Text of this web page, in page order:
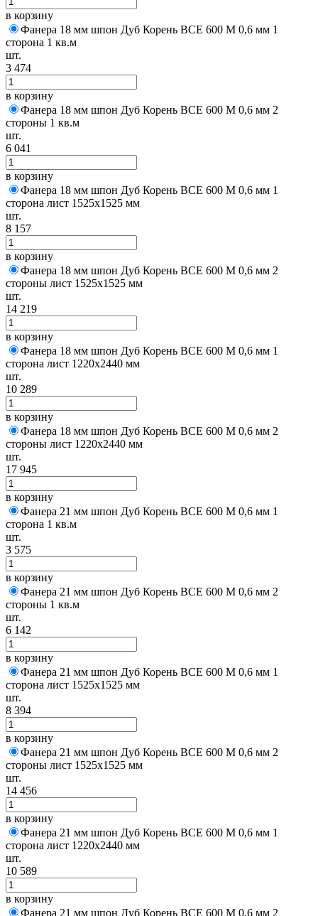
в корзину
Фанера 18 мм шпон Дуб Корень BCE 600 M 0,6 мм 1
сторона 1 кв.м
шт.
3 474
в корзину
Фанера 18 мм шпон Дуб Корень BCE 600 M 0,6 мм 2
стороны 1 кв.м
шт.
6 041
в корзину
Фанера 18 мм шпон Дуб Корень BCE 600 M 0,6 мм 1
сторона лист 1525х1525 мм
шт.
8 157
в корзину
Фанера 18 мм шпон Дуб Корень BCE 600 M 0,6 мм 2
стороны лист 1525х1525 мм
шт.
14 219
в корзину
Фанера 18 мм шпон Дуб Корень BCE 600 M 0,6 мм 1
сторона лист 1220х2440 мм
шт.
10 289
в корзину
Фанера 18 мм шпон Дуб Корень BCE 600 M 0,6 мм 2
стороны лист 1220х2440 мм
шт.
17 945
в корзину
Фанера 21 мм шпон Дуб Корень BCE 600 M 0,6 мм 1
сторона 1 кв.м
шт.
3 575
в корзину
Фанера 21 мм шпон Дуб Корень BCE 600 M 0,6 мм 2
стороны 1 кв.м
шт.
6 142
в корзину
Фанера 21 мм шпон Дуб Корень BCE 600 M 0,6 мм 1
сторона лист 1525х1525 мм
шт.
8 394
в корзину
Фанера 21 мм шпон Дуб Корень BCE 600 M 0,6 мм 2
стороны лист 1525х1525 мм
шт.
14 456
в корзину
Фанера 21 мм шпон Дуб Корень BCE 600 M 0,6 мм 1
сторона лист 1220х2440 мм
шт.
10 589
в корзину
Фанера 21 мм шпон Дуб Корень BCE 600 M 0,6 мм 2